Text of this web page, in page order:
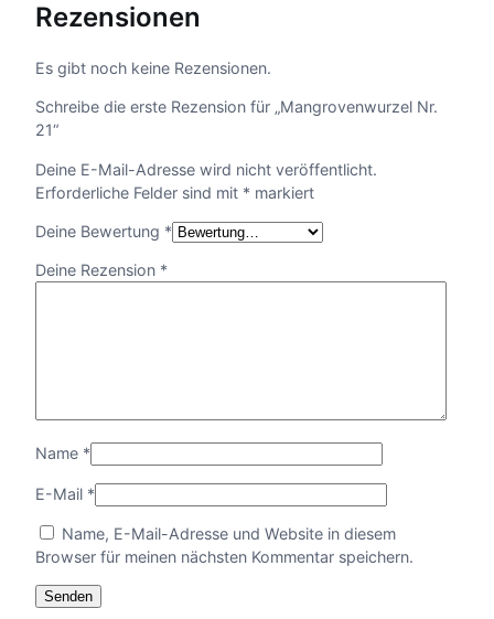
Rezensionen
Es gibt noch keine Rezensionen.
Schreibe die erste Rezension für „Mangrovenwurzel Nr.
21“
Deine E-Mail-Adresse wird nicht veröffentlicht.
Erforderliche Felder sind mit * markiert
Deine Bewertung *
Deine Rezension *
Name *
E-Mail *
Name, E-Mail-Adresse und Website in diesem
Browser für meinen nächsten Kommentar speichern.